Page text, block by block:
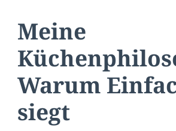
Meine
Warum
siegt